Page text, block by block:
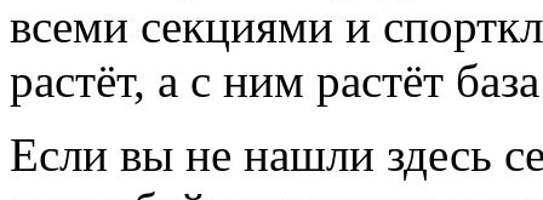
всеми секциями и
растёт, а с ним растёт
Если вы не нашли здесь